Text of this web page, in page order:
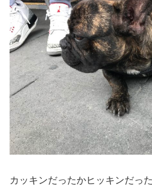
カッキンだったかヒッキンだっ